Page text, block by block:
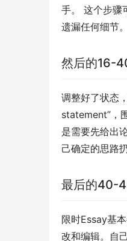
手。 这个步骤
遗漏任何细节。
然后的16-
调整好了状态
statement”，
是需要先给出
己确定的思路
最后的40-
限时Essay基
改和编辑。自